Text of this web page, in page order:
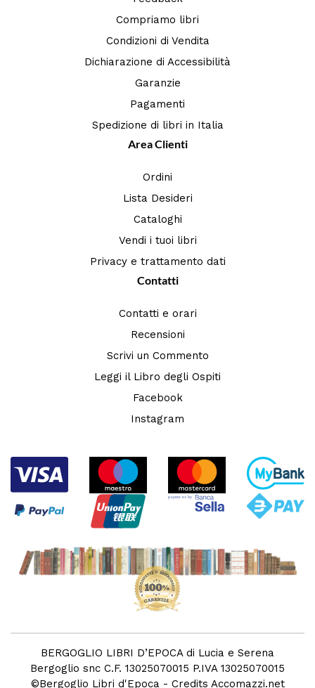
Compriamo libri
Condizioni di Vendita
Dichiarazione di Accessibilità
Garanzie
Pagamenti
Spedizione di libri in Italia
Area Clienti
Ordini
Lista Desideri
Cataloghi
Vendi i tuoi libri
Privacy e trattamento dati
Contatti
Contatti e orari
Recensioni
Scrivi un Commento
Leggi il Libro degli Ospiti
Facebook
Instagram
BERGOGLIO LIBRI D’EPOCA di Lucia e Serena
Bergoglio snc C.F. 13025070015 P.IVA 13025070015
©Bergoglio Libri d'Epoca - Credits Accomazzi.net